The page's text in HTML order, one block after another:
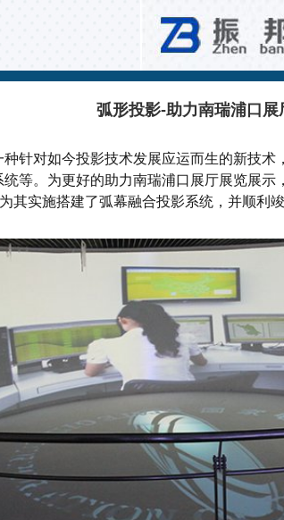
弧形投影-助力南瑞浦口展
针对如今投影技术发展应运而生的新技术
统等。为更好的助力南瑞浦口展厅展览展示
其实施搭建了弧幕融合投影系统，并顺利竣